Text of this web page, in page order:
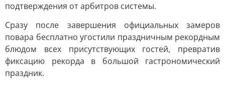
подтверждения от арбитров системы.
Сразу после завершения официальных замеров
повара бесплатно угостили праздничным рекордным
блюдом всех присутствующих гостей, превратив
фиксацию рекорда в большой гастрономический
праздник.